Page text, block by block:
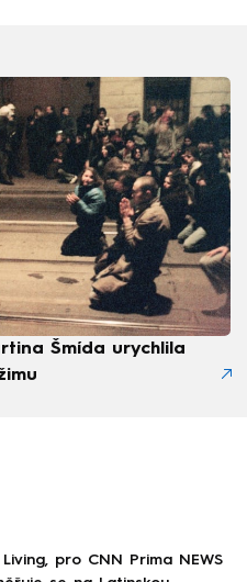
Šmída urychlila
pro CNN Prima NEWS